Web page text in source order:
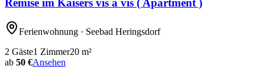
Remise im Kaisers vis à vis ( Apartment )
Ferienwohnung · Seebad Heringsdorf
2 Gäste1 Zimmer20 m²
ab 50 €Ansehen